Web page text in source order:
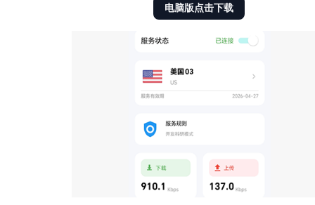
电脑版点击下载